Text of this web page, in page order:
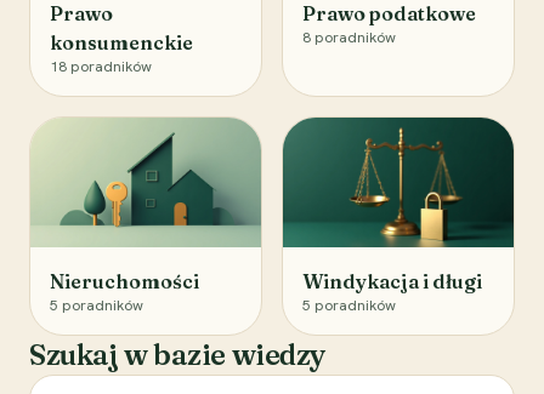
Prawo
konsumenckie
18 poradników
Prawo podatkowe
8 poradników
Nieruchomości
5 poradników
Windykacja i długi
5 poradników
Szukaj w bazie wiedzy